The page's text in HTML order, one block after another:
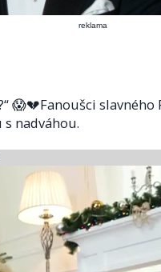
reklama
😱💔Fanoušci slavného
nadváhou.